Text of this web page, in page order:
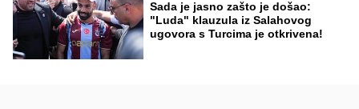
Sada je jasno zašto je došao:
"Luda" klauzula iz Salahovog
ugovora s Turcima je otkrivena!